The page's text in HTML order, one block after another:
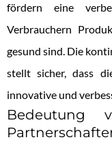
fördern eine
Verbrauchern
gesund sind. Die
stellt sicher, dass
innovative und
Bedeutung